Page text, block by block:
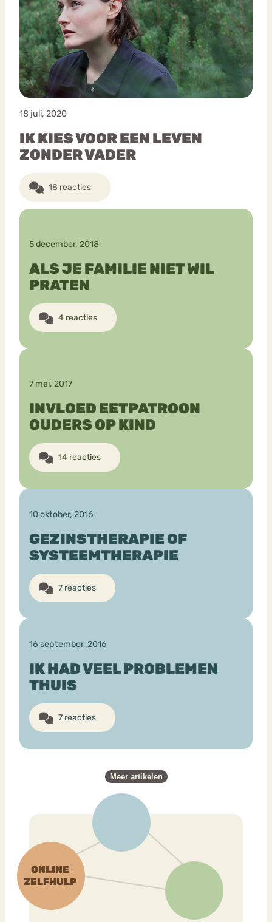
18 juli, 2020
IK KIES VOOR EEN LEVEN
ZONDER VADER
18 reacties
5 december, 2018
ALS JE FAMILIE NIET WIL
PRATEN
4 reacties
7 mei, 2017
INVLOED EETPATROON
OUDERS OP KIND
14 reacties
10 oktober, 2016
GEZINSTHERAPIE OF
SYSTEEMTHERAPIE
7 reacties
16 september, 2016
IK HAD VEEL PROBLEMEN
THUIS
7 reacties
Meer artikelen